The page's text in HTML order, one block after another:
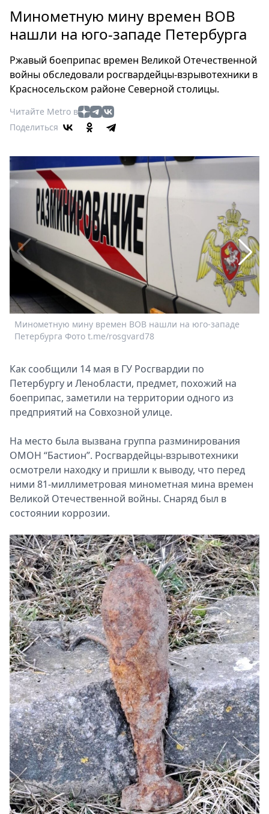
Россия
Мир
Еда
Туризм
Театр
Кино
Книги
Выставки
Пресс-
релизы
О
Metro
Стримы
Спецпроекты
Звезды
Выборы
2026
Скачай
Минометную мину времен ВОВ
нашли на юго-западе Петербурга
Ржавый боеприпас времен Великой Отечественной
войны обследовали росгвардейцы-взрывотехники в
Красносельском районе Северной столицы.
Читайте Metro в
Поделиться
Минометную мину времен ВОВ нашли на юго-западе
Петербурга Фото t.me/rosgvard78
Как сообщили 14 мая в ГУ Росгвардии по
Петербургу и Ленобласти, предмет, похожий на
боеприпас, заметили на территории одного из
предприятий на Совхозной улице.
На место была вызвана группа разминирования
ОМОН “Бастион”. Росгвардейцы-взрывотехники
осмотрели находку и пришли к выводу, что перед
ними 81-миллиметровая минометная мина времен
Великой Отечественной войны. Снаряд был в
состоянии коррозии.